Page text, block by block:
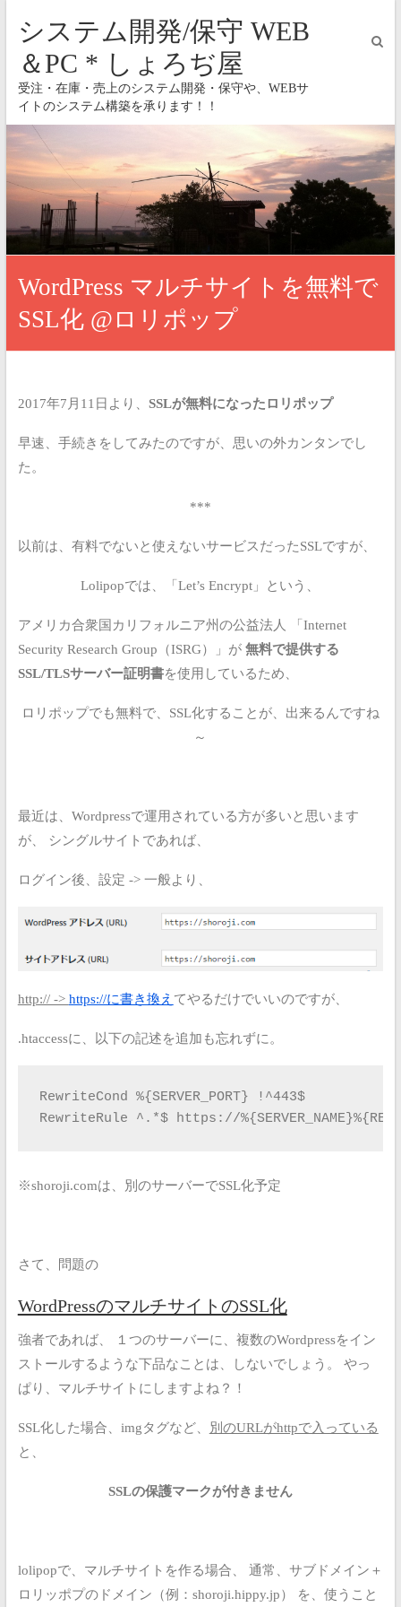
システム開発/保守 WEB
＆PC * しょろぢ屋
受注・在庫・売上のシステム開発・保守や、WEBサ
イトのシステム構築を承ります！！
WordPress マルチサイトを無料で
SSL化 @ロリポップ
2017年7月11日より、 SSLが無料になったロリポップ
早速、手続きをしてみたのですが、思いの外カンタンでし
た。
***
以前は、有料でないと使えないサービスだったSSLですが、
Lolipopでは、「Let’s Encrypt」という、
アメリカ合衆国カリフォルニア州の公益法人
「Internet
Security Research Group（ISRG）」が 無料で提供する
SSL/TLSサーバー証明書を使用しているため、
ロリポップでも無料で、SSL化することが、出来るんですね
～
最近は、Wordpressで運用されている方が多いと思います
が、
シングルサイトであれば、
ログイン後、設定 -> 一般より、
http:// -> https://に書き換え てやるだけでいいのですが、
.htaccessに、以下の記述を追加も忘れずに。
RewriteCond %{SERVER_PORT} !^443$
RewriteRule ^.*$ https://
※shoroji.comは、別のサーバーでSSL化予定
さて、問題の
WordPressのマルチサイトのSSL化
強者であれば、
１つのサーバーに、複数のWordpressをイン
ストールするような下品なことは、しないでしょう。
やっ
ぱり、マルチサイトにしますよね？！
SSL化した場合、imgタグなど、 別のURLがhttpで入っている
と、
SSLの保護マークが付きません
lolipopで、マルチサイトを作る場合、
通常、サブドメイン＋
ロリッポプのドメイン（例：shoroji.hippy.jp）
を、使うこと